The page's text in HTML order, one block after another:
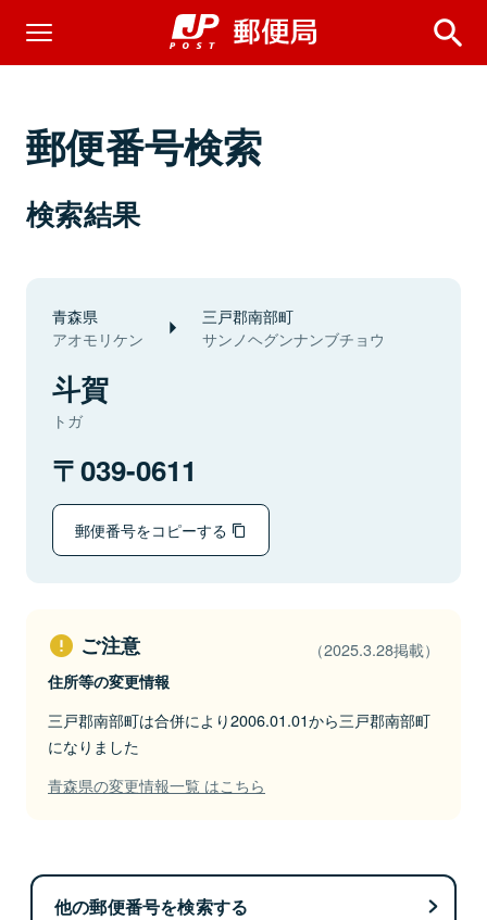
郵便番号検索
検索結果
青森県
アオモリケン
三戸郡南部町
サンノヘグンナンブチョウ
斗賀
トガ
039-0611
郵便番号をコピーする
ご注意 （2025.3.28掲載）
住所等の変更情報
三戸郡南部町は合併により2006.01.01から三戸郡南部町
になりました
青森県の変更情報一覧 はこちら
他の郵便番号を検索する